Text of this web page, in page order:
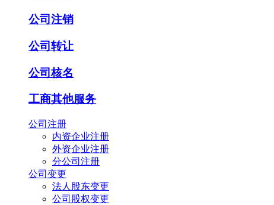
公司注销
公司转让
公司核名
工商其他服务
公司注册
内资企业注册
外资企业注册
分公司注册
公司变更
法人股东变更
公司股权变更